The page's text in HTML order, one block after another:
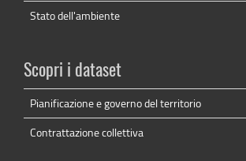
Stato dell'ambiente
Scopri i dataset
Pianificazione e governo del territorio
Contrattazione collettiva